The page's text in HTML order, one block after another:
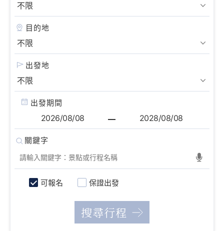
目的地
出發地
出發期間
可報名 保證出發